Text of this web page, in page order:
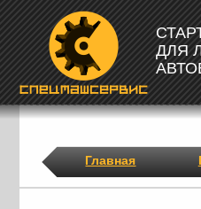
ДЛЯ
Главная